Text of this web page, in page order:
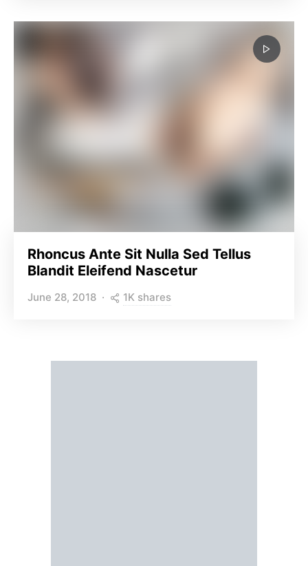
Rhoncus Ante Sit Nulla Sed Tellus
Blandit Eleifend Nascetur
June 28, 2018 1K shares